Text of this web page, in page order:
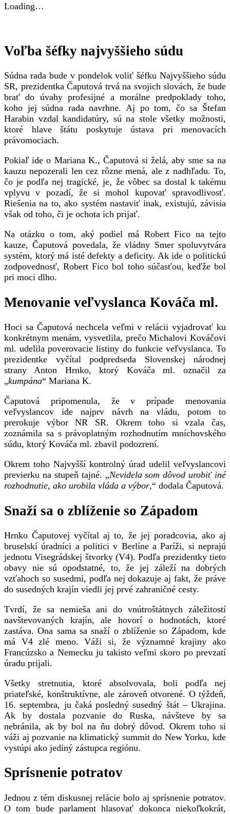
Loading…
Voľba šéfky najvyššieho súdu
Súdna rada bude v pondelok voliť šéfku Najvyššieho súdu
SR, prezidentka Čaputová trvá na svojich slovách, že bude
brať do úvahy profesijné a morálne predpoklady toho,
koho jej súdna rada navrhne. Aj po tom, čo sa Štefan
Harabin vzdal kandidatúry, sú na stole všetky možnosti,
ktoré hlave štátu poskytuje ústava pri menovacích
právomociach.
Pokiaľ ide o Mariana K., Čaputová si želá, aby sme sa na
kauzu nepozerali len cez rôzne mená, ale z nadhľadu. To,
čo je podľa nej tragické, je, že vôbec sa dostal k takému
vplyvu v pozadí, že si mohol kupovať spravodlivosť.
Riešenia na to, ako systém nastaviť inak, existujú, závisia
však od toho, či je ochota ich prijať.
Na otázku o tom, aký podiel má Robert Fico na tejto
kauze, Čaputová povedala, že vládny Smer spoluvytvára
systém, ktorý má isté defekty a deficity. Ak ide o politickú
zodpovednosť, Robert Fico bol toho súčasťou, keďže bol
pri moci dlho.
Menovanie veľvyslanca Kováča ml.
Hoci sa Čaputová nechcela veľmi v relácii vyjadrovať ku
konkrétnym menám, vysvetlila, prečo Michalovi Kováčovi
ml. udelila poverovacie listiny do funkcie veľvyslanca. To
prezidentke vyčítal podpredseda Slovenskej národnej
strany Anton Hrnko, ktorý Kováča ml. označil za
„kumpána“ Mariana K.
Čaputová pripomenula, že v prípade menovania
veľvyslancov ide najprv návrh na vládu, potom to
prerokuje výbor NR SR. Okrem toho si vzala čas,
zoznámila sa s právoplatným rozhodnutím mníchovského
súdu, ktorý Kováča ml. zbavil podozrení.
Okrem toho Najvyšší kontrolný úrad udelil veľvyslancovi
previerku na stupeň tajné. „Nevidela som dôvod urobiť iné
rozhodnutie, ako urobila vláda a výbor,“ dodala Čaputová.
Snaží sa o zblíženie so Západom
Hrnko Čaputovej vyčítal aj to, že jej poradcovia, ako aj
bruselskí úradníci a politici v Berlíne a Paríži, si neprajú
jednotu Visegrádskej štvorky (V4). Podľa prezidentky tieto
obavy nie sú opodstatné, to, že jej záleží na dobrých
vzťahoch so susedmi, podľa nej dokazuje aj fakt, že práve
do susedných krajín viedli jej prvé zahraničné cesty.
Tvrdí, že sa nemieša ani do vnútroštátnych záležitostí
navštevovaných krajín, ale hovorí o hodnotách, ktoré
zastáva. Ona sama sa snaží o zblíženie so Západom, kde
má V4 zlé meno. Váži si, že významné krajiny ako
Francúzsko a Nemecku ju takisto veľmi skoro po prevzatí
úradu prijali.
Všetky stretnutia, ktoré absolvovala, boli podľa nej
priateľské, konštruktívne, ale zároveň otvorené. O týždeň,
16. septembra, ju čaká posledný susedný štát – Ukrajina.
Ak by dostala pozvanie do Ruska, návšteve by sa
nebránila, ak by bol na ňu dobrý dôvod. Okrem toho si
váži aj pozvanie na klimatický summit do New Yorku, kde
vystúpi ako jediný zástupca regiónu.
Sprísnenie potratov
Jednou z tém diskusnej relácie bolo aj sprísnenie potratov.
O tom bude parlament hlasovať dokonca niekoľkokrát,